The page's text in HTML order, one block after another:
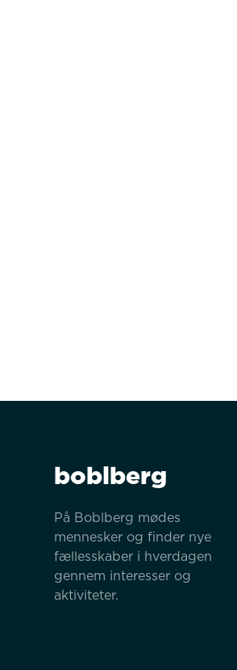
boblberg
På Boblberg mødes
mennesker og finder nye
fællesskaber i hverdagen
gennem interesser og
aktiviteter.